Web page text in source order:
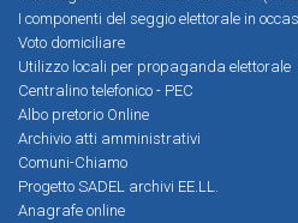
I componenti del seggio elettorale in
Voto domiciliare
Utilizzo locali per propaganda elettorale
Centralino telefonico - PEC
Albo pretorio Online
Archivio atti amministrativi
Comuni-Chiamo
Progetto SADEL archivi EE.LL.
Anagrafe online